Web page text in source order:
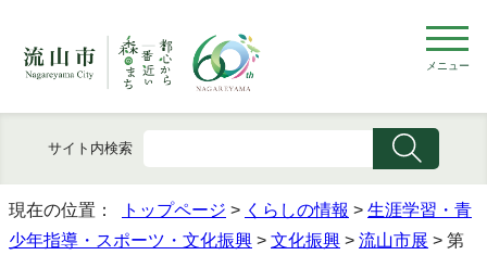
メニュー
サイト内検索
現在の位置： トップページ > くらしの情報 > 生涯学習・青
少年指導・スポーツ・文化振興 > 文化振興 > 流山市展 > 第